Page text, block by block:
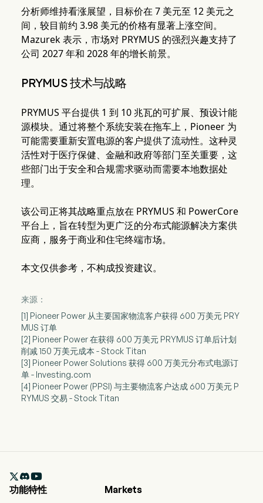
分析师维持看涨展望，目标价在 7 美元至 12 美元之
间，较目前约 3.98 美元的价格有显著上涨空间。
Mazurek 表示，市场对 PRYMUS 的强烈兴趣支持了
公司 2027 年和 2028 年的增长前景。
PRYMUS 技术与战略
PRYMUS 平台提供 1 到 10 兆瓦的可扩展、预设计能
源模块。通过将整个系统安装在拖车上，Pioneer 为
可能需要重新安置电源的客户提供了流动性。这种灵
活性对于医疗保健、金融和政府等部门至关重要，这
些部门出于安全和合规需求驱动而需要本地数据处
理。
该公司正将其战略重点放在 PRYMUS 和 PowerCore
平台上，旨在转型为更广泛的分布式能源解决方案供
应商，服务于商业和住宅终端市场。
本文仅供参考，不构成投资建议。
来源：
[1] Pioneer Power 从主要国家物流客户获得 600 万美元 PRY
MUS 订单
[2] Pioneer Power 在获得 600 万美元 PRYMUS 订单后计划
削减 150 万美元成本 - Stock Titan
[3] Pioneer Power Solutions 获得 600 万美元分布式电源订
单 - Investing.com
[4] Pioneer Power (PPSI) 与主要物流客户达成 600 万美元 P
RYMUS 交易 - Stock Titan

功能特性
Markets